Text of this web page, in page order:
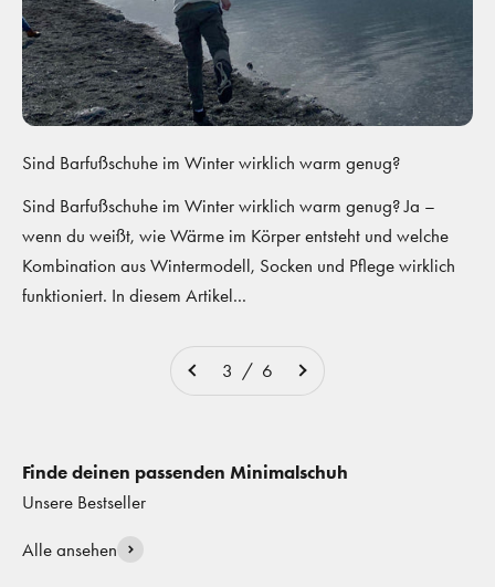
Sind Barfußschuhe im Winter wirklich warm genug?
Sind Barfußschuhe im Winter wirklich warm genug? Ja –
wenn du weißt, wie Wärme im Körper entsteht und welche
Kombination aus Wintermodell, Socken und Pflege wirklich
funktioniert. In diesem Artikel...
3 / 6
Finde deinen passenden Minimalschuh
Alle ansehen